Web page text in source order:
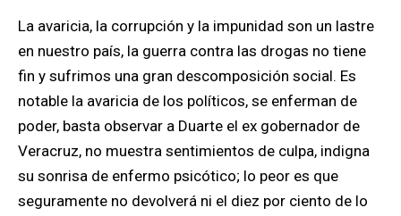
La avaricia, la corrupción y la impunidad son un lastre
en nuestro país, la guerra contra las drogas no tiene
fin y sufrimos una gran descomposición social. Es
notable la avaricia de los políticos, se enferman de
poder, basta observar a Duarte el ex gobernador de
Veracruz, no muestra sentimientos de culpa, indigna
su sonrisa de enfermo psicótico; lo peor es que
seguramente no devolverá ni el diez por ciento de lo